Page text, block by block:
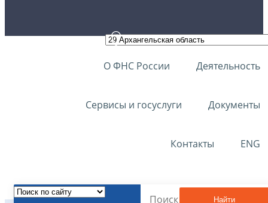
О ФНС России Деятельность
Сервисы и госуслуги Документы
Контакты ENG
Найти